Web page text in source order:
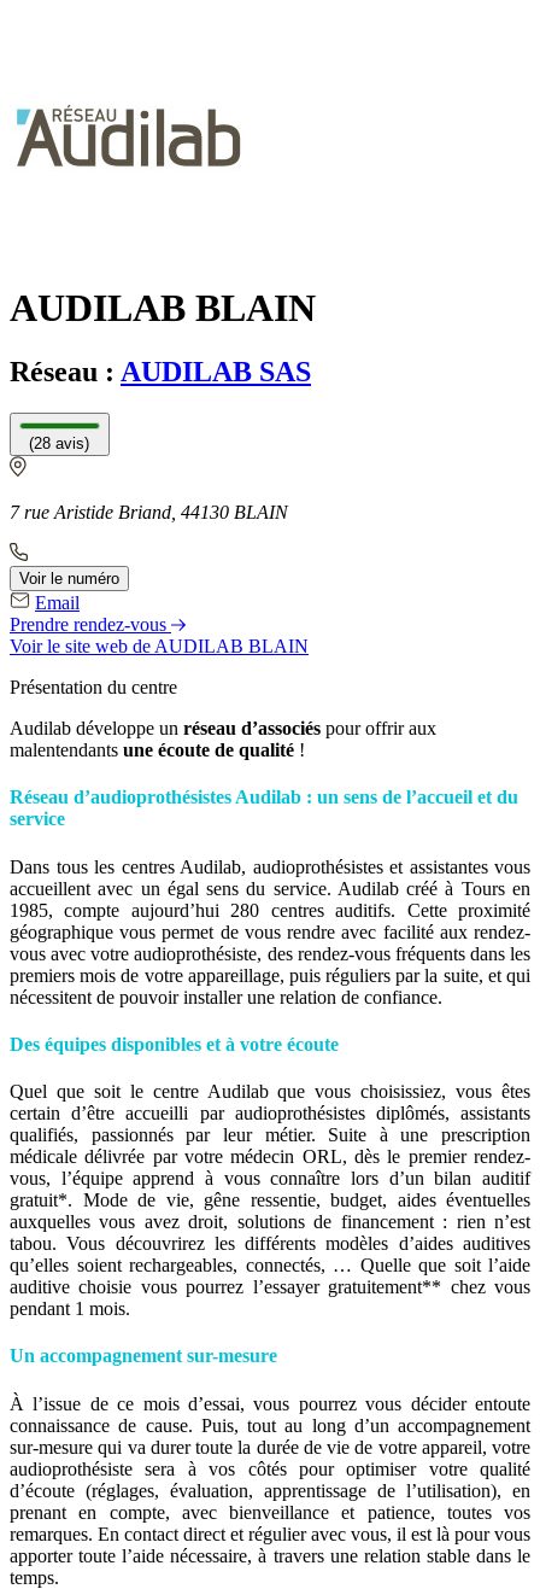
AUDILAB BLAIN
Réseau : AUDILAB SAS
(28 avis)
7 rue Aristide Briand, 44130 BLAIN
Voir le numéro
Email
Prendre rendez-vous
Voir le site web de AUDILAB BLAIN
Présentation du centre
Audilab développe un réseau d’associés pour offrir aux
malentendants une écoute de qualité !
Réseau d’audioprothésistes Audilab : un sens de l’accueil et du
service
Dans tous les centres Audilab, audioprothésistes et assistantes vous
accueillent avec un égal sens du service. Audilab créé à Tours en
1985, compte aujourd’hui 280 centres auditifs. Cette proximité
géographique vous permet de vous rendre avec facilité aux rendez-
vous avec votre audioprothésiste, des rendez-vous fréquents dans les
premiers mois de votre appareillage, puis réguliers par la suite, et qui
nécessitent de pouvoir installer une relation de confiance.
Des équipes disponibles et à votre écoute
Quel que soit le centre Audilab que vous choisissiez, vous êtes
certain d’être accueilli par audioprothésistes diplômés, assistants
qualifiés, passionnés par leur métier. Suite à une prescription
médicale délivrée par votre médecin ORL, dès le premier rendez-
vous, l’équipe apprend à vous connaître lors d’un bilan auditif
gratuit*. Mode de vie, gêne ressentie, budget, aides éventuelles
auxquelles vous avez droit, solutions de financement : rien n’est
tabou. Vous découvrirez les différents modèles d’aides auditives
qu’elles soient rechargeables, connectés, … Quelle que soit l’aide
auditive choisie vous pourrez l’essayer gratuitement** chez vous
pendant 1 mois.
Un accompagnement sur-mesure
À l’issue de ce mois d’essai, vous pourrez vous décider entoute
connaissance de cause. Puis, tout au long d’un accompagnement
sur-mesure qui va durer toute la durée de vie de votre appareil, votre
audioprothésiste sera à vos côtés pour optimiser votre qualité
d’écoute (réglages, évaluation, apprentissage de l’utilisation), en
prenant en compte, avec bienveillance et patience, toutes vos
remarques. En contact direct et régulier avec vous, il est là pour vous
apporter toute l’aide nécessaire, à travers une relation stable dans le
temps.